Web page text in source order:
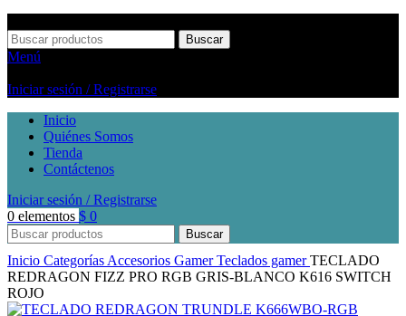
Buscar
Menú
Iniciar sesión / Registrarse
Inicio
Quiénes Somos
Tienda
Contáctenos
Iniciar sesión / Registrarse
0 elementos $ 0
Buscar
Inicio Categorías Accesorios GamerTeclados gamerTECLADO
REDRAGON FIZZ PRO RGB GRIS-BLANCO K616 SWITCH
ROJO